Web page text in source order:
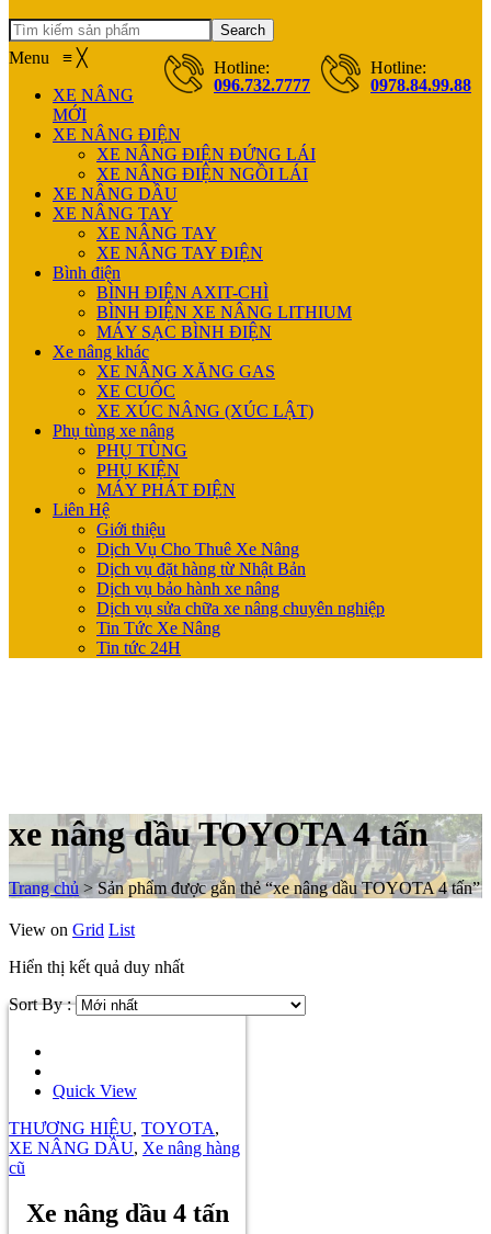
Search
Hotline:
096.732.7777
Hotline:
0978.84.99.88
Menu ≡ ╳
XE NÂNG
MỚI
XE NÂNG ĐIỆN
XE NÂNG ĐIỆN ĐỨNG LÁI
XE NÂNG ĐIỆN NGỒI LÁI
XE NÂNG DẦU
XE NÂNG TAY
XE NÂNG TAY
XE NÂNG TAY ĐIỆN
Bình điện
BÌNH ĐIỆN AXIT-CHÌ
BÌNH ĐIỆN XE NÂNG LITHIUM
MÁY SẠC BÌNH ĐIỆN
Xe nâng khác
XE NÂNG XĂNG GAS
XE CUỐC
XE XÚC NÂNG (XÚC LẬT)
Phụ tùng xe nâng
PHỤ TÙNG
PHỤ KIỆN
MÁY PHÁT ĐIỆN
Liên Hệ
Giới thiệu
Dịch Vụ Cho Thuê Xe Nâng
Dịch vụ đặt hàng từ Nhật Bản
Dịch vụ bảo hành xe nâng
Dịch vụ sửa chữa xe nâng chuyên nghiệp
Tin Tức Xe Nâng
Tin tức 24H
xe nâng dầu TOYOTA 4 tấn
Trang chủ >Sản phẩm được gắn thẻ “xe nâng dầu TOYOTA 4 tấn”
View on Grid List
Hiển thị kết quả duy nhất
Sort By :
Quick View
THƯƠNG HIỆU, TOYOTA,
XE NÂNG DẦU, Xe nâng hàng
cũ
Xe nâng dầu 4 tấn